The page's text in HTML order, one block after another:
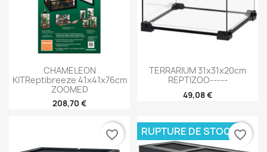
CHAMELEON
KITReptibreeze 41x41x76cm
ZOOMED
208,70 €
TERRARIUM 31x31x20cm
REPTIZOO-----
49,08 €
favorite_border RUPTURE DE STOCKfavorite_border